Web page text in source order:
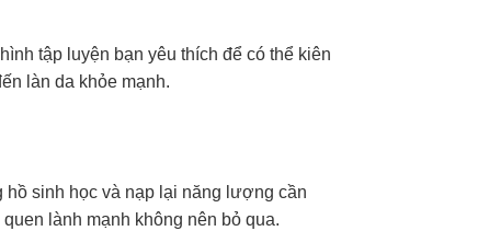
tập luyện bạn yêu thích để có thể kiên
làn da khỏe mạnh.
hồ sinh học và nạp lại năng lượng cần
lành mạnh không nên bỏ qua.